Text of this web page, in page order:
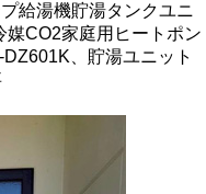
給湯機貯湯タンクユニ
CO2家庭用ヒートポン
、貯湯ユニット